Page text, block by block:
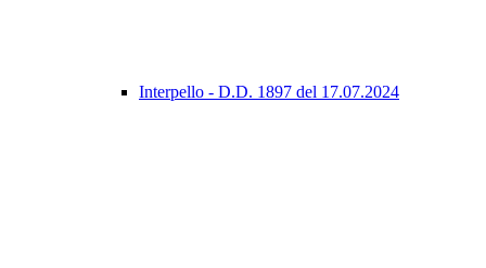
Interpello - D.D. 1897 del 17.07.2024